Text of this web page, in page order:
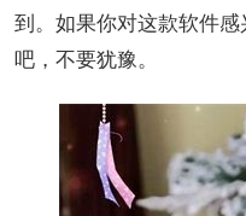
到。如果你对这款软件
吧，不要犹豫。